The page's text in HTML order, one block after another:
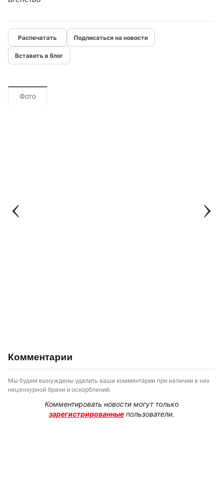
Подписаться на новости
Вставить в блог
Фото
Комментарии
Мы будем вынуждены удалить ваши комментарии при наличии в них
нецензурной брани и оскорблений.
Комментировать новости могут только
зарегистрированные пользователи.